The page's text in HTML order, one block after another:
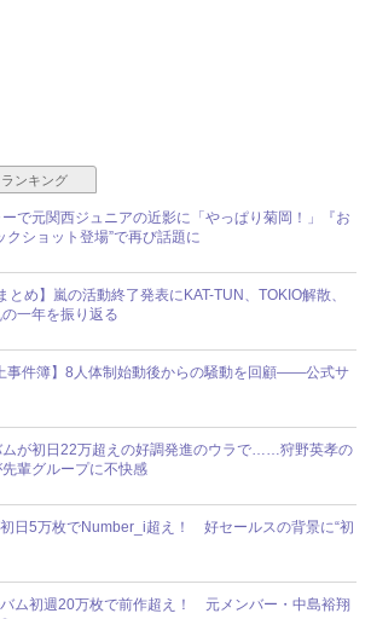
ランキング
で元関西ジュニアの近影に「やっぱり菊岡！」『お
クショット登場”で再び話題に
とめ】嵐の活動終了発表にKAT-TUN、TOKIO解散、
一年を振り返る
事件簿】8人体制始動後からの騒動を回顧――公式サ
ムが初日22万超えの好調発進のウラで……狩野英孝の
輩グループに不快感
日5万枚でNumber_i超え！ 好セールスの背景に“初
ム初週20万枚で前作超え！ 元メンバー・中島裕翔